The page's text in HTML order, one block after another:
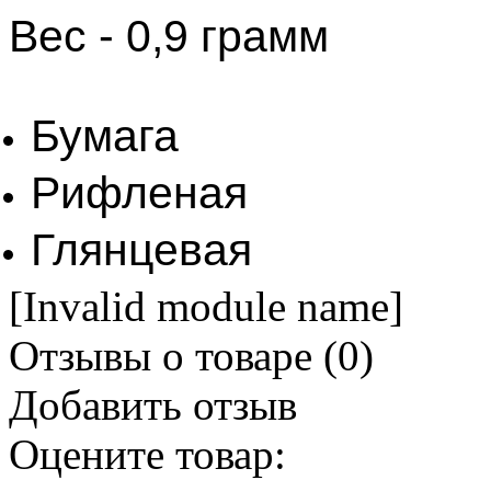
​Вес - 0,9 грамм
Бумага
Рифленая
Глянцевая
[Invalid module name]
Отзывы о товаре (0)
Добавить отзыв
Оцените товар: